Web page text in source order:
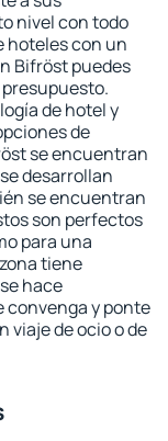
nivel con todo
hoteles con un
Bifröst puedes
de hotel y
de
se encuentran
desarrollan
se encuentran
son perfectos
para una
tiene
hace
convenga y ponte
viaje de ocio o de